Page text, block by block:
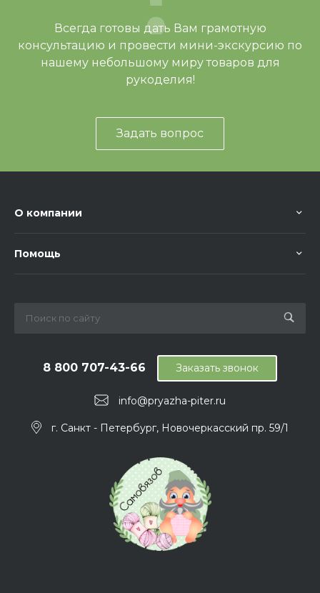
Всегда готовы дать Вам грамотную
консультацию и провести мини-экскурсию по
нашему небольшому миру товаров для
рукоделия!
Задать вопрос
О компании
Помощь
info@pryazha-piter.ru
8 800 707-43-66
г. Санкт - Петербург, Новочеркасский пр. 59/1
Заказать звонок